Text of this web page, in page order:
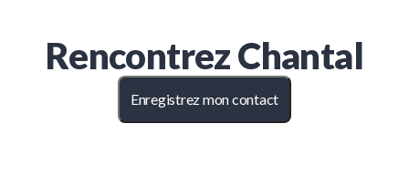
RencontrezChantal
Enregistrez mon contact